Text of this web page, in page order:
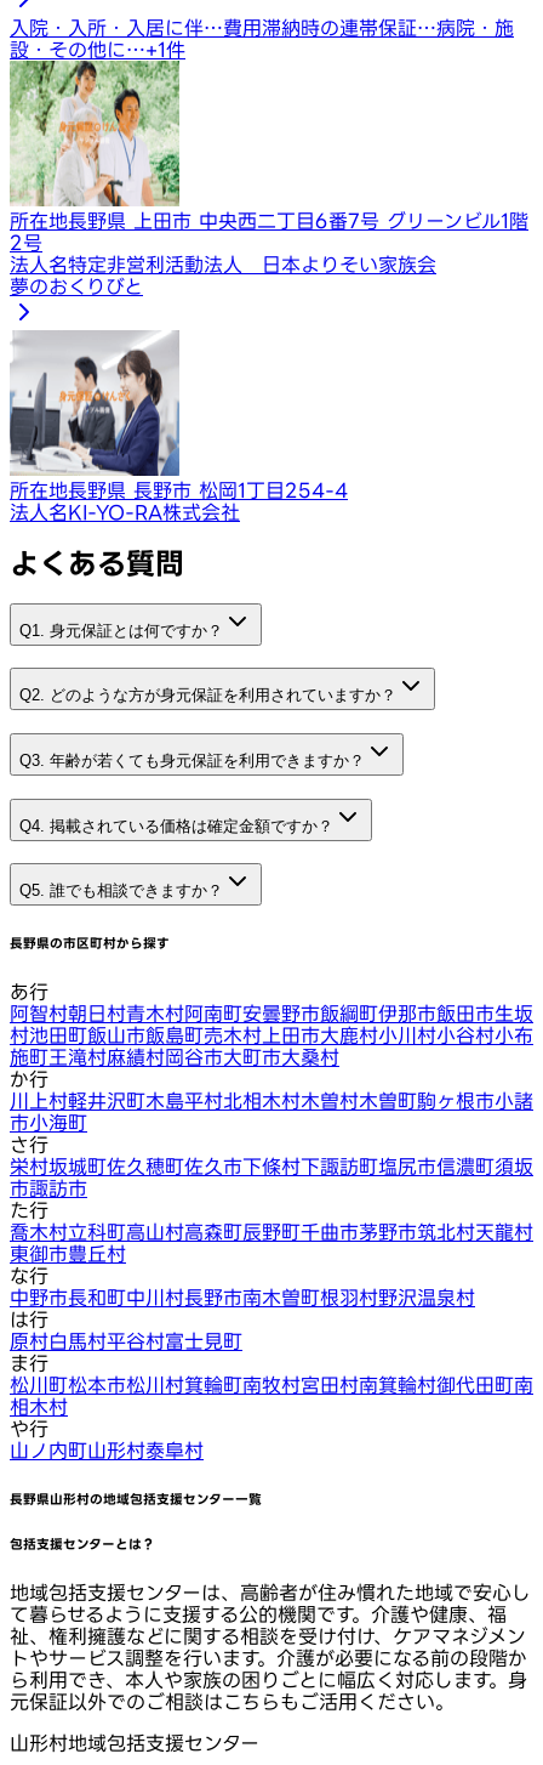
入院・入所・入居に伴…費用滞納時の連帯保証…病院・施
設・その他に…+1件
所在地長野県 上田市 中央西二丁目6番7号 グリーンビル1階
2号
法人名特定非営利活動法人 日本よりそい家族会
夢のおくりびと
所在地長野県 長野市 松岡1丁目254-4
法人名KI-YO-RA株式会社
よくある質問
Q1. 身元保証とは何ですか？
Q2. どのような方が身元保証を利用されていますか？
Q3. 年齢が若くても身元保証を利用できますか？
Q4. 掲載されている価格は確定金額ですか？
Q5. 誰でも相談できますか？
長野県の市区町村から探す
あ行
阿智村朝日村青木村阿南町安曇野市飯綱町伊那市飯田市生坂
村池田町飯山市飯島町売木村 上田市大鹿村小川村小谷村小布
施町王滝村麻績村岡谷市大町市大桑村
か行
川上村軽井沢町木島平村北相木村木曽村木曽町駒ヶ根市小諸
市小海町
さ行
栄村坂城町佐久穂町佐久市下條村下諏訪町塩尻市信濃町須坂
市諏訪市
た行
喬木村立科町高山村高森町辰野町千曲市茅野市筑北村天龍村
東御市豊丘村
な行
中野市長和町中川村長野市南木曽町根羽村野沢温泉村
は行
原村白馬村平谷村富士見町
ま行
松川町松本市松川村箕輪町南牧村宮田村南箕輪村御代田町南
相木村
や行
山ノ内町山形村泰阜村
長野県山形村の地域包括支援センター一覧
包括支援センターとは？
地域包括支援センターは、高齢者が住み慣れた地域で安心し
て暮らせるように支援する公的機関です。介護や健康、福
祉、権利擁護などに関する相談を受け付け、ケアマネジメン
トやサービス調整を行います。介護が必要になる前の段階か
ら利用でき、本人や家族の困りごとに幅広く対応します。身
元保証以外でのご相談はこちらもご活用ください。
山形村地域包括支援センター